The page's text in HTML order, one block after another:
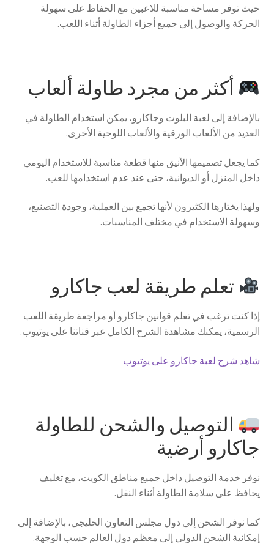
حيث توفر مساحة مناسبة للاعبين مع الحفاظ على سهولة
الحركة والوصول إلى جميع أجزاء الطاولة أثناء اللعب.
أكثر من مجرد طاولة ألعاب
بالإضافة إلى لعبة البلوت وجاكارو، يمكن استخدام الطاولة في
العديد من الألعاب الورقية والألعاب اللوحية الأخرى.
كما يجعل تصميمها الأنيق منها قطعة مناسبة للاستخدام اليومي
داخل المنزل أو الديوانية، حتى عند عدم استخدامها للعب.
ولهذا يختارها الكثيرون لأنها تجمع بين العملية، وجودة التصنيع،
وسهولة الاستخدام في مختلف المناسبات.
تعلم طريقة لعب جاكارو
إذا كنت ترغب في تعلم قوانين جاكارو أو مراجعة طريقة اللعب
الرسمية، يمكنك مشاهدة الشرح الكامل عبر قناتنا على يوتيوب.
شاهد شرح لعبة جاكارو على يوتيوب
التوصيل والشحن للطاولة
جاكارو أرضية
نوفر خدمة التوصيل داخل جميع مناطق الكويت، مع تغليف
يحافظ على سلامة الطاولة أثناء النقل.
كما نوفر الشحن إلى دول مجلس التعاون الخليجي، بالإضافة إلى
إمكانية الشحن الدولي إلى معظم دول العالم حسب الوجهة.